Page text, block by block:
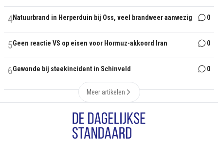
4Natuurbrand in Herperduin bij Oss, veel brandweer aanwezig 0
5Geen reactie VS op eisen voor Hormuz-akkoord Iran 0
6Gewonde bij steekincident in Schinveld 0
Meer artikelen